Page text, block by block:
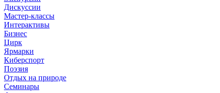
Дискуссии
Мастер-классы
Интерактивы
Бизнес
Цирк
Ярмарки
Киберспорт
Поэзия
Отдых на природе
Семинары